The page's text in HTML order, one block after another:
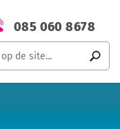
085 060 8678